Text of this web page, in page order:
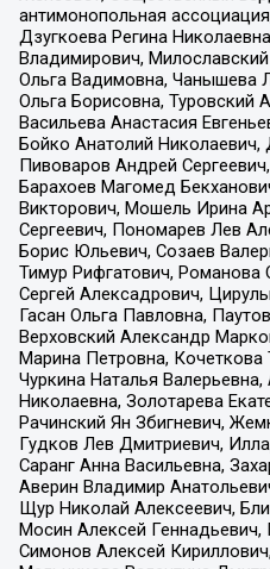
антимонопольная
Дзугкоева Регина
Владимирович,
Ольга Вадимовна, Чанышева
Ольга Борисовна, Туровский
Васильева Анастасия
Бойко Анатолий Николаевич,
Пивоваров Андрей
Барахоев Магомед
Викторович, Мошель Ирина
Сергеевич, Пономарев Лев
Борис Юльевич, Созаев
Тимур Рифгатович, Романова
Сергей Алексадрович,
Гасан Ольга Павловна,
Верховский Александр
Марина Петровна, Кочеткова
Чуркина Наталья
Николаевна, Золотарева
Рачинский Ян Збигневич,
Гудков Лев Дмитриевич,
Саранг Анна Васильевна,
Аверин Владимир
Щур Николай Алексеевич,
Мосин Алексей Геннадьевич,
Симонов Алексей